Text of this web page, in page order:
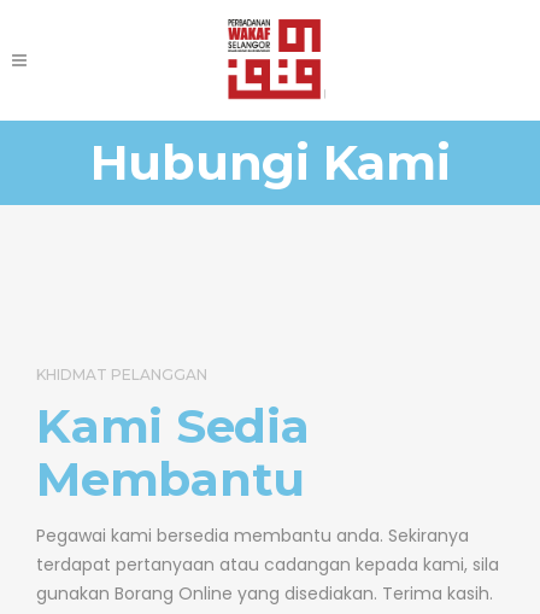
Hubungi Kami
KHIDMAT PELANGGAN
Kami Sedia
Membantu
Pegawai kami bersedia membantu anda. Sekiranya
terdapat pertanyaan atau cadangan kepada kami, sila
gunakan Borang Online yang disediakan. Terima kasih.